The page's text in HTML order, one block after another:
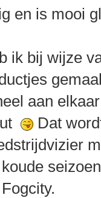
en is mooi
ik bij wijze
aan
Dat